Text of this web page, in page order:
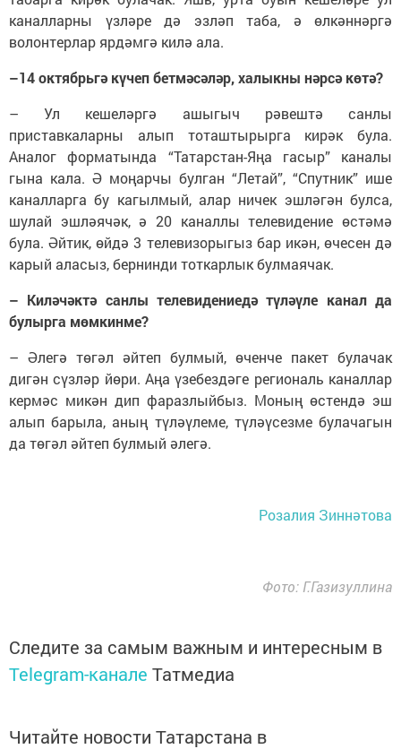
каналларны үзләре дә эзләп таба, ә өлкәннәргә
волонтерлар ярдәмгә килә ала.
–14 октябрьгә күчеп бетмәсәләр, халыкны нәрсә көтә?
– Ул кешеләргә ашыгыч рәвештә санлы
приставкаларны алып тоташтырырга кирәк була.
Аналог форматында “Татарстан-Яңа гасыр” каналы
гына кала. Ә моңарчы булган “Летай”, “Спутник” ише
каналларга бу кагылмый, алар ничек эшләгән булса,
шулай эшләячәк, ә 20 каналлы телевидение өстәмә
була. Әйтик, өйдә 3 телевизорыгыз бар икән, өчесен дә
карый аласыз, бернинди тоткарлык булмаячак.
– Киләчәктә санлы телевидениедә түләүле канал да
булырга мөмкинме?
– Әлегә төгәл әйтеп булмый, өченче пакет булачак
дигән сүзләр йөри. Аңа үзебездәге региональ каналлар
кермәс микән дип фаразлыйбыз. Моның өстендә эш
алып барыла, аның түләүлеме, түләүсезме булачагын
да төгәл әйтеп булмый әлегә.
Розалия Зиннәтова
Фото: Г.Газизуллина
Следите за самым важным и интересным в
Telegram-канале Татмедиа
Читайте новости Татарстана в